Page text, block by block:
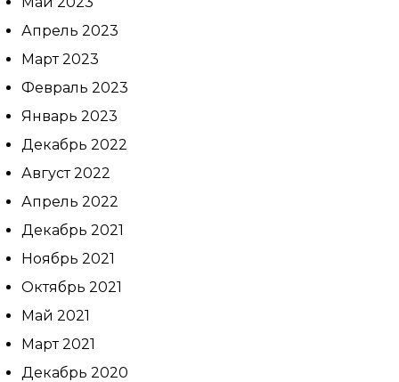
Апрель 2023
Март 2023
Февраль 2023
Январь 2023
Декабрь 2022
Август 2022
Апрель 2022
Декабрь 2021
Ноябрь 2021
Октябрь 2021
Май 2021
Март 2021
Декабрь 2020